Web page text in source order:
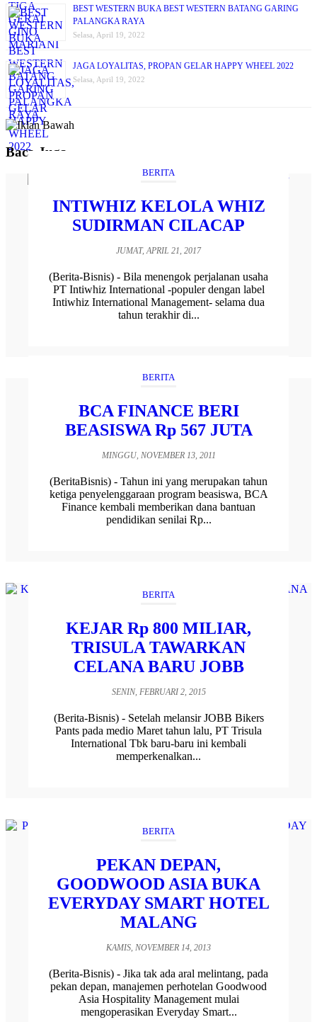
BEST WESTERN BUKA BEST WESTERN BATANG GARING
PALANGKA RAYA
Selasa, April 19, 2022
JAGA LOYALITAS, PROPAN GELAR HAPPY WHEEL 2022
Selasa, April 19, 2022
Baca Juga
BERITA
INTIWHIZ KELOLA WHIZ
SUDIRMAN CILACAP
JUMAT, APRIL 21, 2017
(Berita-Bisnis) - Bila menengok perjalanan usaha
PT Intiwhiz International -populer dengan label
Intiwhiz International Management- selama dua
tahun terakhir di...
BERITA
BCA FINANCE BERI
BEASISWA Rp 567 JUTA
MINGGU, NOVEMBER 13, 2011
(BeritaBisnis) - Tahun ini yang merupakan tahun
ketiga penyelenggaraan program beasiswa, BCA
Finance kembali memberikan dana bantuan
pendidikan senilai Rp...
BERITA
KEJAR Rp 800 MILIAR,
TRISULA TAWARKAN
CELANA BARU JOBB
SENIN, FEBRUARI 2, 2015
(Berita-Bisnis) - Setelah melansir JOBB Bikers
Pants pada medio Maret tahun lalu, PT Trisula
International Tbk baru-baru ini kembali
memperkenalkan...
BERITA
PEKAN DEPAN,
GOODWOOD ASIA BUKA
EVERYDAY SMART HOTEL
MALANG
KAMIS, NOVEMBER 14, 2013
(Berita-Bisnis) - Jika tak ada aral melintang, pada
pekan depan, manajemen perhotelan Goodwood
Asia Hospitality Management mulai
mengoperasikan Everyday Smart...